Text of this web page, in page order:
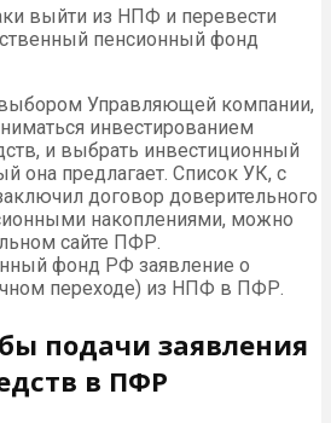
выйти из НПФ и перевести
пенсионный фонд
Управляющей компании,
инвестированием
и выбрать инвестиционный
она предлагает. Список УК, с
договор доверительного
накоплениями, можно
сайте ПФР.
фонд РФ заявление о
переходе) из НПФ в ПФР.
подачи заявления
в ПФР